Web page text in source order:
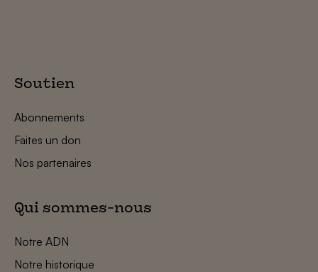
Soutien
Abonnements
Faites un don
Nos partenaires
Qui sommes-nous
Notre ADN
Notre historique